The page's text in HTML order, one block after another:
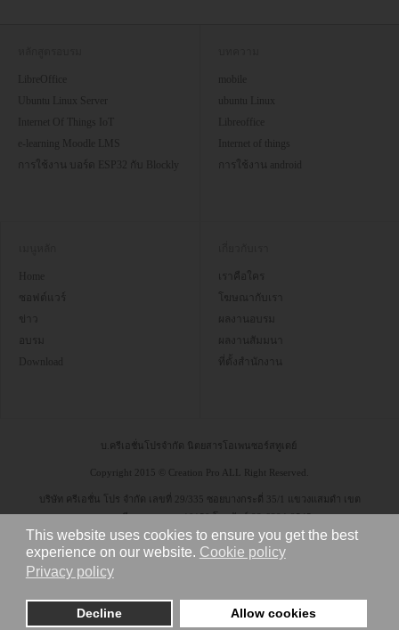
This website uses cookies to ensure you get the best
experience on our website. Cookie policy
Privacy policy
Decline Allow cookies
LibreOffice
Ubuntu Linux Server
Internet Of Things IoT
e-learning Moodle LMS
การใช้งาน บอร์ด ESP32 กับ Blockly
mobile
ubuntu Linux
Internet of things
การใช้งาน android
Home
ซอฟต์แวร์
ข่าว
อบรม
Download
เราคือใคร
โฆษณากับเรา
ผลงานอบรม
ผลงานสัมมนา
ที่ตั้งสำนักงาน
บ.ครีเอชั่นโปรจำกัด นิตยสารโอเพนซอร์สทูเดย์
Copyright 2015 © Creation Pro ALL Right Reserved.
บริษัท ครีเอชั่น โปร จำกัด เลขที่ 29/335 ซอยบางกระดี่ 35/1 แขวงแสมดำ เขต
บางขุนเทียน กรุงเทพฯ 10150 โทรศัพท์ 08-6304-9545